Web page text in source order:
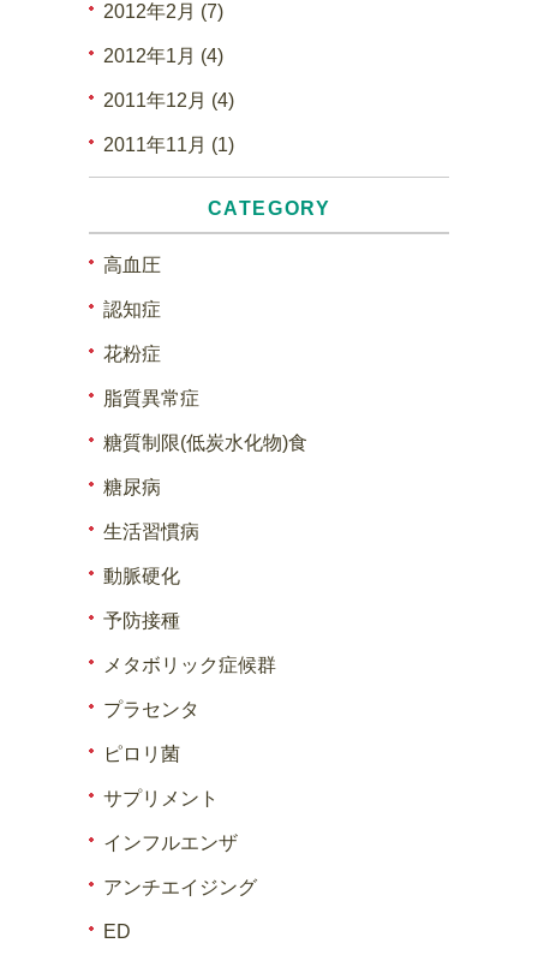
2012年2月 (7)
2012年1月 (4)
2011年12月 (4)
2011年11月 (1)
CATEGORY
高血圧
認知症
花粉症
脂質異常症
糖質制限(低炭水化物)食
糖尿病
生活習慣病
動脈硬化
予防接種
メタボリック症候群
プラセンタ
ピロリ菌
サプリメント
インフルエンザ
アンチエイジング
ED